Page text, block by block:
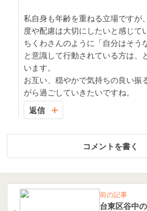
私自身も年齢を重ねる立場ですが
度や配慮は大切にしたいと感じて
ちくわさんのように「自分はそう
と意識して行動されている方は、
います。
お互い、穏やかで気持ちの良い振
がら過ごしていきたいですね。
返信
コメントを書く
前の記事
台東区谷中